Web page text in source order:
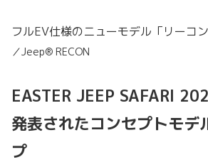
フルEV仕様のニューモデル「リーコ
／Jeep® RECON
EASTER JEEP SAFARI
発表されたコンセプトモデ
プ